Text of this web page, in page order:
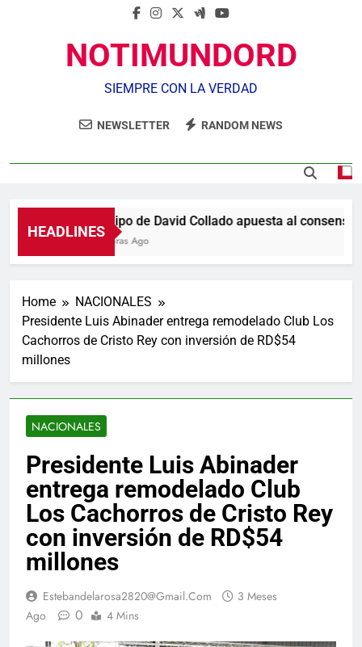
NOTIMUNDORD
SIEMPRE CON LA VERDAD
NEWSLETTER RANDOM NEWS
HEADLINES
Equipo de David Collado apuesta al consenso
4 Horas Ago
Home
NACIONALES
Presidente Luis Abinader entrega remodelado Club Los
Cachorros de Cristo Rey con inversión de RD$54
millones
NACIONALES
Presidente Luis Abinader
entrega remodelado Club
Los Cachorros de Cristo Rey
con inversión de RD$54
millones
Estebandelarosa2820@gmail.com
3 Meses
Ago
0 4 Mins